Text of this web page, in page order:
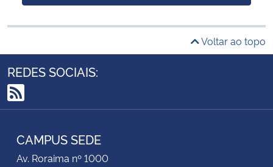
Voltar ao topo
REDES SOCIAIS:
RSS
CAMPUS SEDE
Av. Roraima nº 1000